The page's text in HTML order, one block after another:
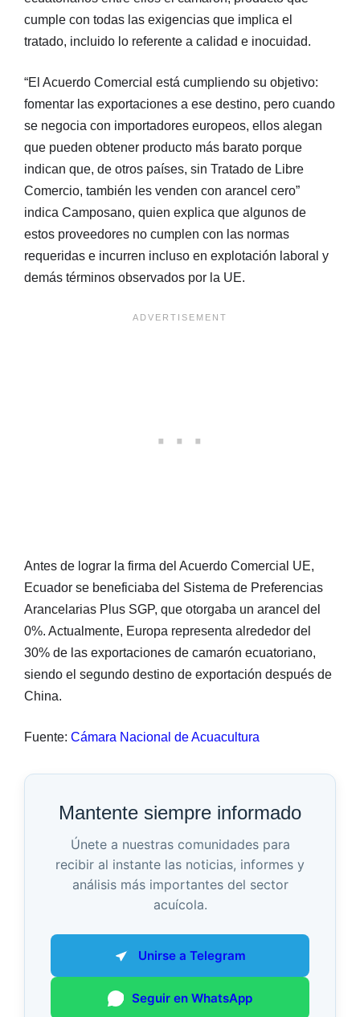
cumple con todas las exigencias que implica el
tratado, incluido lo referente a calidad e inocuidad.
“El Acuerdo Comercial está cumpliendo su objetivo:
fomentar las exportaciones a ese destino, pero cuando
se negocia con importadores europeos, ellos alegan
que pueden obtener producto más barato porque
indican que, de otros países, sin Tratado de Libre
Comercio, también les venden con arancel cero”
indica Camposano, quien explica que algunos de
estos proveedores no cumplen con las normas
requeridas e incurren incluso en explotación laboral y
demás términos observados por la UE.
Antes de lograr la firma del Acuerdo Comercial UE,
Ecuador se beneficiaba del Sistema de Preferencias
Arancelarias Plus SGP, que otorgaba un arancel del
0%. Actualmente, Europa representa alrededor del
30% de las exportaciones de camarón ecuatoriano,
siendo el segundo destino de exportación después de
China.
Fuente: Cámara Nacional de Acuacultura
Mantente siempre informado
Únete a nuestras comunidades para
recibir al instante las noticias, informes y
análisis más importantes del sector
acuícola.
Unirse a Telegram
Seguir en WhatsApp